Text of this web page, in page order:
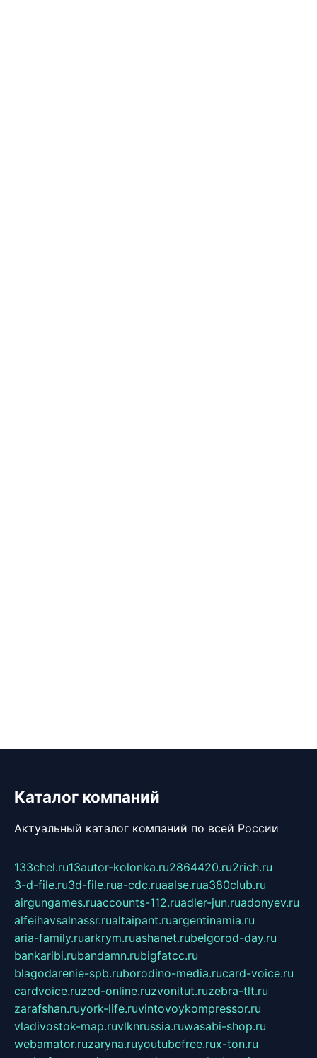
Каталог компаний
Актуальный каталог компаний по всей России
133chel.ru13autor-kolonka.ru2864420.ru2rich.ru
3-d-file.ru3d-file.rua-cdc.ruaalse.rua380club.ru
airgungames.ruaccounts-112.ruadler-jun.ruadonyev.ru
alfeihavsalnassr.rualtaipant.ruargentinamia.ru
aria-family.ruarkrym.ruashanet.rubelgorod-day.ru
bankaribi.rubandamn.rubigfatcc.ru
blagodarenie-spb.ruborodino-media.rucard-voice.ru
cardvoice.ruzed-online.ruzvonitut.ruzebra-tlt.ru
zarafshan.ruyork-life.ruvintovoykompressor.ru
vladivostok-map.ruvlknrussia.ruwasabi-shop.ru
webamator.ruzaryna.ruyoutubefree.rux-ton.ru